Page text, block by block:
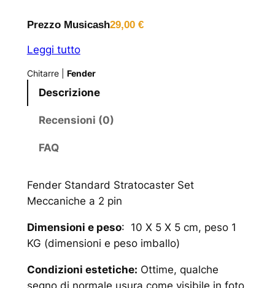
Prezzo Musicash29,00 €
Leggi tutto
Chitarre| Fender
Descrizione
Recensioni (0)
FAQ
Fender Standard Stratocaster Set
Meccaniche a 2 pin
Dimensioni e peso: 10 X 5 X 5 cm, peso 1
KG (dimensioni e peso imballo)
Condizioni estetiche: Ottime, qualche